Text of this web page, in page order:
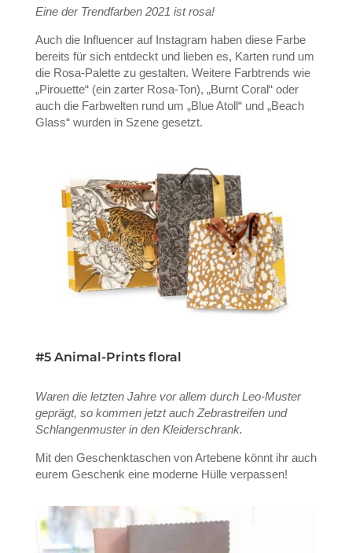
Eine der Trendfarben 2021 ist rosa!
Auch die Influencer auf Instagram haben diese Farbe
bereits für sich entdeckt und lieben es, Karten rund um
die Rosa-Palette zu gestalten. Weitere Farbtrends wie
„Pirouette“ (ein zarter Rosa-Ton), „Burnt Coral“ oder
auch die Farbwelten rund um „Blue Atoll“ und „Beach
Glass“ wurden in Szene gesetzt.
#5 Animal-Prints floral
Waren die letzten Jahre vor allem durch Leo-Muster
geprägt, so kommen jetzt auch Zebrastreifen und
Schlangenmuster in den Kleiderschrank.
Mit den Geschenktaschen von Artebene könnt ihr auch
eurem Geschenk eine moderne Hülle verpassen!